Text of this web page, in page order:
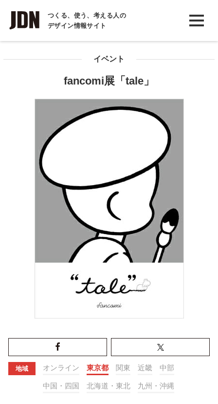
つくる、使う、考える人の
デザイン情報サイト
INTERVIEW
インタビュー
イベント
fancomi展「tale」
地域 オンライン 東京都 関東 近畿 中部
中国・四国 北海道・東北 九州・沖縄